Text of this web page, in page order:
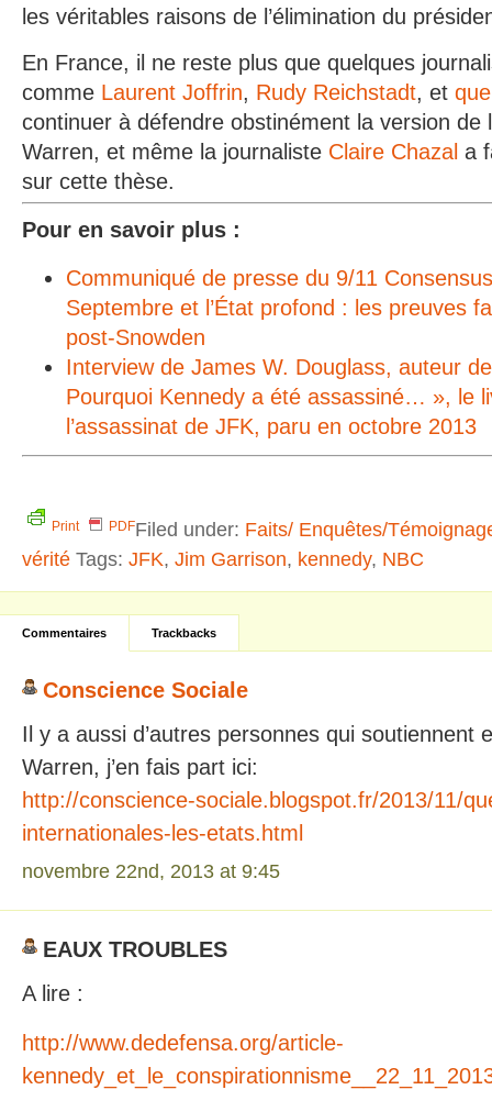
les véritables raisons de l’élimination du
En France, il ne reste plus que quelques
comme Laurent Joffrin, Rudy Reichstadt, et
continuer à défendre obstinément la version de
Warren, et même la journaliste Claire Chazal a
sur cette thèse.
Pour en savoir plus :
Communiqué de presse du 9/11
Septembre et l’État profond : les preuves
post-Snowden
Interview de James W. Douglass, auteur
Pourquoi Kennedy a été assassiné… », le
l’assassinat de JFK, paru en octobre 2013
Print PDFFiled under: Faits/ Enquêtes/
vérité Tags: JFK, Jim Garrison, kennedy, NBC
Commentaires Trackbacks
Conscience Sociale
Il y a aussi d’autres personnes qui soutiennent
Warren, j’en fais part ici:
http://conscience-sociale.blogspot.fr/2013/11/
internationales-les-etats.html
novembre 22nd, 2013 at 9:45
EAUX TROUBLES
A lire :
http://www.dedefensa.org/article-